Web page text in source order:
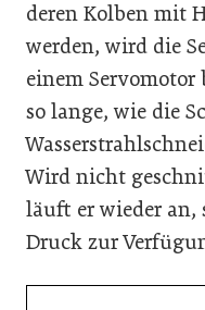
deren Kolben mit
werden, wird die
einem
so lange, wie die
Wird nicht
läuft er wieder an,
Druck zur